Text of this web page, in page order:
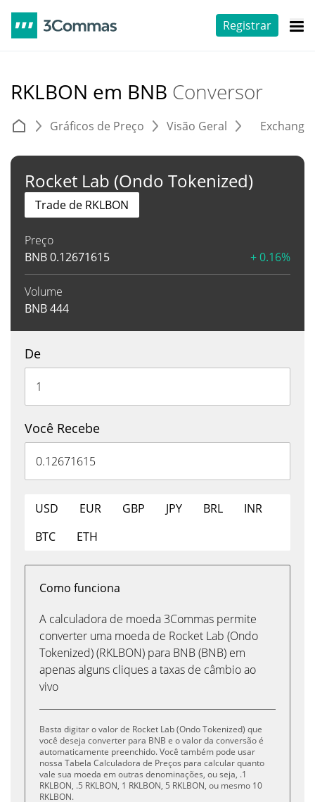
Registrar
RKLBON em BNB Conversor
Gráficos de Preço Visão Geral
Rocket Lab (Ondo Tokenized)
Preço
BNB0.12671615 + 0.16%
Volume
BNB444
Trade de RKLBON
De
Você Recebe
USD EUR GBP JPY BRL
INR
BTC
ETH
Como funciona
A calculadora de moeda 3Commas permite
converter uma moeda de Rocket Lab (Ondo
Tokenized) (RKLBON) para BNB (BNB) em
apenas alguns cliques a taxas de câmbio ao
vivo
Basta digitar o valor de Rocket Lab (Ondo Tokenized) que
você deseja converter para BNB e o valor da conversão é
automaticamente preenchido. Você também pode usar
nossa Tabela Calculadora de Preços para calcular quanto
vale sua moeda em outras denominações, ou seja, .1
RKLBON, .5 RKLBON, 1 RKLBON, 5 RKLBON, ou mesmo 10
RKLBON.